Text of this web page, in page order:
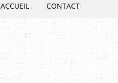
ACCUEIL CONTACT